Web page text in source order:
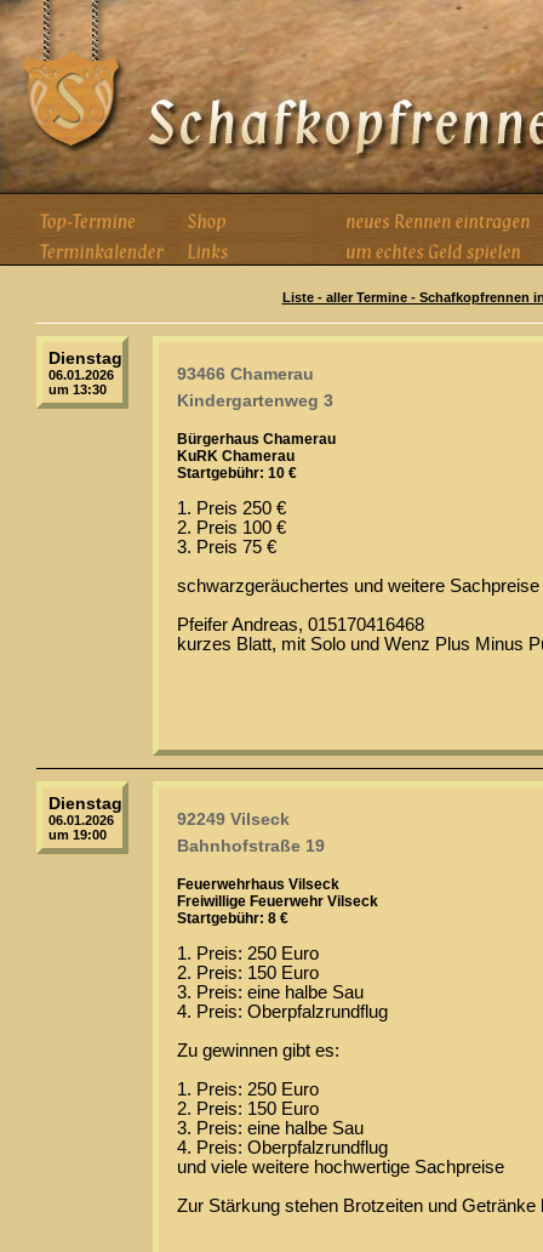
Liste - aller Termine - Schafkopfrennen
Dienstag
06.01.2026
um 13:30
93466 Chamerau
Kindergartenweg 3
Bürgerhaus Chamerau
KuRK Chamerau
Startgebühr: 10 €
1. Preis 250 €
2. Preis 100 €
3. Preis 75 €
schwarzgeräuchertes und weitere Sachpreise
Pfeifer Andreas, 015170416468
kurzes Blatt, mit Solo und Wenz Plus Minus
Dienstag
06.01.2026
um 19:00
92249 Vilseck
Bahnhofstraße 19
Feuerwehrhaus Vilseck
Freiwillige Feuerwehr Vilseck
Startgebühr: 8 €
1. Preis: 250 Euro
2. Preis: 150 Euro
3. Preis: eine halbe Sau
4. Preis: Oberpfalzrundflug
Zu gewinnen gibt es:
1. Preis: 250 Euro
2. Preis: 150 Euro
3. Preis: eine halbe Sau
4. Preis: Oberpfalzrundflug
und viele weitere hochwertige Sachpreise
Zur Stärkung stehen Brotzeiten und Getränke